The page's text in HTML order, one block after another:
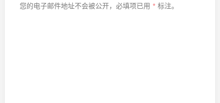
您的电子邮件地址不会被公开， 必填项已用 * 标注。